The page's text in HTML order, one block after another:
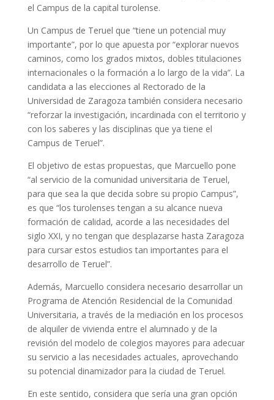
el Campus de la capital turolense.
Un Campus de Teruel que “tiene un potencial muy
importante”, por lo que apuesta por “explorar nuevos
caminos, como los grados mixtos, dobles titulaciones
internacionales o la formación a lo largo de la vida”. La
candidata a las elecciones al Rectorado de la
Universidad de Zaragoza también considera necesario
“reforzar la investigación, incardinada con el territorio y
con los saberes y las disciplinas que ya tiene el
Campus de Teruel”.
El objetivo de estas propuestas, que Marcuello pone
“al servicio de la comunidad universitaria de Teruel,
para que sea la que decida sobre su propio Campus”,
es que “los turolenses tengan a su alcance nueva
formación de calidad, acorde a las necesidades del
siglo XXI, y no tengan que desplazarse hasta Zaragoza
para cursar estos estudios tan importantes para el
desarrollo de Teruel”.
Además, Marcuello considera necesario desarrollar un
Programa de Atención Residencial de la Comunidad
Universitaria, a través de la mediación en los procesos
de alquiler de vivienda entre el alumnado y de la
revisión del modelo de colegios mayores para adecuar
su servicio a las necesidades actuales, aprovechando
su potencial dinamizador para la ciudad de Teruel.
En este sentido, considera que sería una gran opción